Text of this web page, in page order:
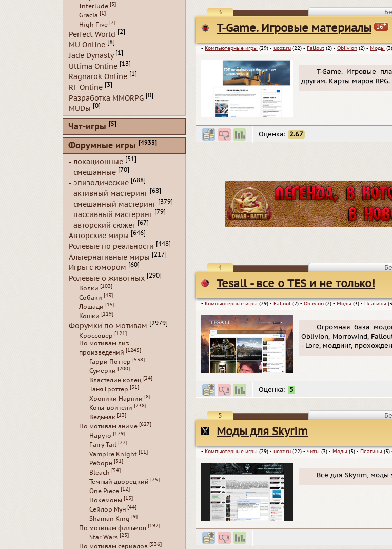
3
T-Game. Игровые материалы 16+
▪ Компьютерные игры (29) ▪ ucoz.ru (22) ▪ Fallout (2) ▪ Oblivion (2) ▪ Моды (3)
T-Game. Игровые
другим. Карты миров RPG.
Оценка: 2.67
4
Tesall - все о TES и не только!
▪ Компьютерные игры (29) ▪ Fallout (2) ▪ Oblivion (2) ▪ Моды (3) ▪ Плагины
Огромная база
Oblivion, Morrowind,
- Lore, моддинг,
Оценка: 5
5
Моды для Skyrim
▪ Компьютерные игры (29) ▪ ucoz.ru (22) ▪ читы (3) ▪ Моды (3) ▪ Плагины (3)
Всё для Skyrim, моды
Interlude [3]
Gracia [1]
High Five [2]
Perfect World [2]
MU Online [8]
Jade Dynasty [1]
Ultima Online [13]
Ragnarok Online [1]
RF Online [3]
Разработка MMORPG [0]
MUDы [0]
Чат-игры [5]
Форумные игры [4933]
- локационные [51]
- смешанные [70]
- эпизодические [688]
- активный мастеринг [68]
- смешанный мастеринг [379]
- пассивный мастеринг [79]
- авторский сюжет [67]
Авторские миры [646]
Ролевые по реальности [448]
Альтернативные миры [217]
Игры с юмором [60]
Ролевые о животных [290]
Волки [103]
Собаки [43]
Лошади [15]
Кошки [119]
Форумки по мотивам [2979]
Кроссовер [121]
По мотивам лит.
произведений [1245]
Гарри Поттер [538]
Сумерки [200]
Властелин колец [24]
Таня Гроттер [51]
Хроники Нарнии [8]
Коты-воители [238]
Ведьмак [13]
По мотивам аниме [627]
Наруто [179]
Fairy Tail [22]
Vampire Knight [11]
Реборн [31]
Bleach [54]
Темный дворецкий [25]
One Piece [12]
Покемоны [15]
Сейлор Мун [44]
Shaman King [9]
По мотивам фильмов [192]
Star Wars [23]
По мотивам сериалов [536]